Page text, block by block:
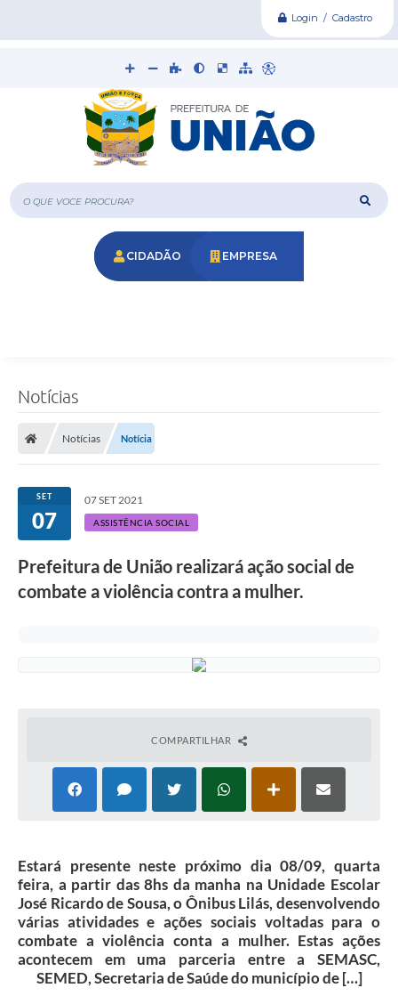
Login / Cadastro
O que voce procura?
CIDADÃO EMPRESA
Notícias
Notícias Notícia
SET
07
07 SET 2021
ASSISTÊNCIA SOCIAL
Prefeitura de União realizará ação social de
combate a violência contra a mulher.
COMPARTILHAR
Estará presente neste próximo dia 08/09, quarta
feira, a partir das 8hs da manha na Unidade Escolar
José Ricardo de Sousa, o Ônibus Lilás, desenvolvendo
várias atividades e ações sociais voltadas para o
combate a violência conta a mulher. Estas ações
acontecem em uma parceria entre a SEMASC,
SEMED, Secretaria de Saúde do município de […]